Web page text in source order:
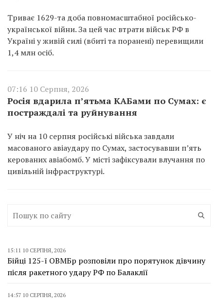
Триває 1629-та доба повномасштабної російсько-
української війни. За цей час втрати військ РФ в
Україні у живій силі (вбиті та поранені) перевищили
1,4 млн осіб.
07:16 10 Серпня, 2026
Росія вдарила п’ятьма КАБами по Сумах: є
постраждалі та руйнування
У ніч на 10 серпня російські війська завдали
масованого авіаудару по Сумах, застосувавши п’ять
керованих авіабомб. У місті зафіксували влучання по
цивільній інфраструктурі.
15:11 10 СЕРПНЯ, 2026
Бійці 125-ї ОВМБр розповіли про порятунок дівчину
після ракетного удару РФ по Балаклії
14:57 10 СЕРПНЯ, 2026